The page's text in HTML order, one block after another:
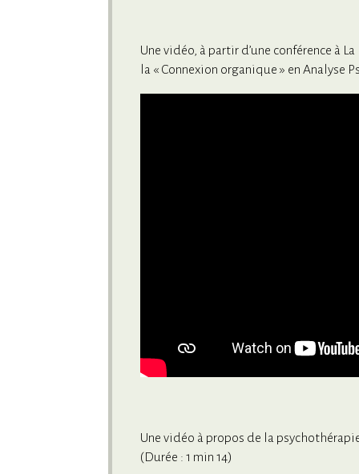
Une vidéo, à partir d’une conférence à
la « Connexion organique » en Analyse
Une vidéo à propos de la
(Durée : 1 min 14)